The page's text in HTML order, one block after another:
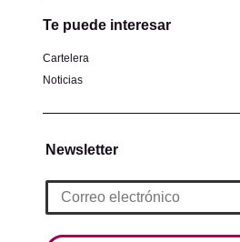
Te puede interesar
Cartelera
Noticias
Newsletter